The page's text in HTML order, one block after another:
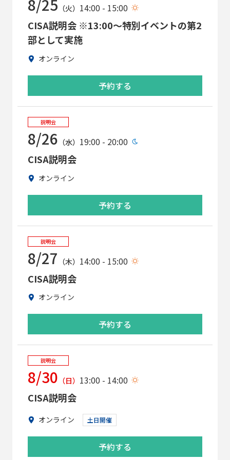
8/25 （火） 14:00 - 15:00
CISA説明会 ※13:00～特別イベントの第2
部として実施
オンライン
予約する
説明会
8/26 （水） 19:00 - 20:00
CISA説明会
オンライン
予約する
説明会
8/27 （木） 14:00 - 15:00
CISA説明会
オンライン
予約する
説明会
8/30 （日） 13:00 - 14:00
CISA説明会
オンライン 土日開催
予約する